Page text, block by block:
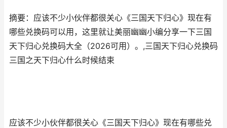
摘要：应该不少小伙伴都很关心《三国天下归心》现在有
哪些兑换码可以用，这里就让美丽幽幽小编分享一下三国
天下归心兑换码大全（2026可用）。,三国天下归心兑换码
三国之天下归心什么时候结束
应该不少小伙伴都很关心《三国天下归心》现在有哪些兑